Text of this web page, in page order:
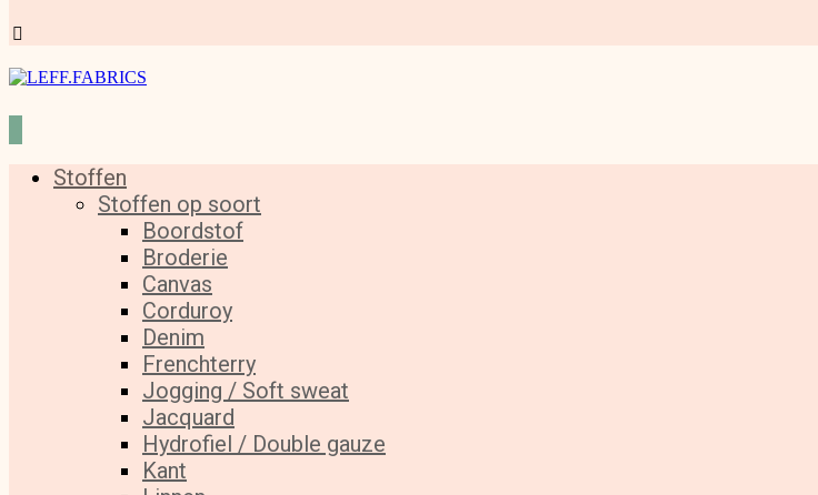
Stoffen
Stoffen op soort
Boordstof
Broderie
Canvas
Corduroy
Denim
Frenchterry
Jogging / Soft sweat
Jacquard
Hydrofiel / Double gauze
Kant